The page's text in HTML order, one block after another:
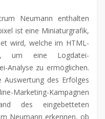
Neumann enthalten
ist eine Miniaturgrafik,
wird, welche im HTML-
um eine Logdatei-
Analyse zu ermöglichen.
des Erfolges
Marketing-Kampagnen
des eingebetteten
Neumann erkennen, ob